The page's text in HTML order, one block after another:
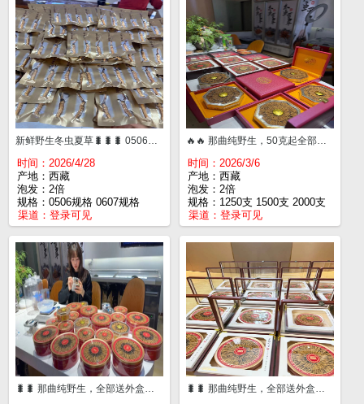
新鲜野生冬虫夏草🐛🐛🐛 0506规格¥1300/100条。 0607规格¥1700/100条。 0708规格¥2400/100条。 1.0规格¥3100/100条。
时间：2026/4/28
产地：西藏
泡发：2倍
规格：0506规格 0607规格
渠道： 登录可见
🔥🔥 那曲纯野生，50克起全部送外盒。 1250支¥65000一斤。 1500支¥53000一斤。 2000支¥42000一斤。 2500支¥35000一斤。 3000支¥29000一斤。 中大断¥33500一斤。
时间：2026/3/6
产地：西藏
泡发：2倍
规格：1250支 1500支 2000支
渠道：登录可见
🐛🐛 那曲纯野生，全部送外盒。 1250支¥65000一斤。 1500支¥53000一斤。 2000支¥42000一斤。 2500支¥35000一斤。 3000支¥29000一斤。 中大断¥33500一斤。 🐛🐛 那曲纯野生，全部送外盒。 1000支¥90000一斤。 1250支¥65000一斤。 1500支¥53000一斤。 2000支¥42000一斤。 2500支¥35000一斤。 3000支¥29000一斤。 中大断¥33500一斤。